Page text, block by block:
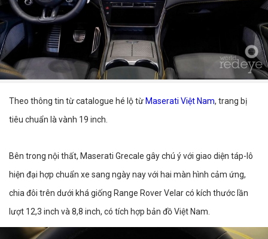
Theo thông tin từ catalogue hé lộ từ Maserati Việt Nam, trang bị
tiêu chuẩn là vành 19 inch.
Bên trong nội thất, Maserati Grecale gây chú ý với giao diện táp-lô
hiện đại hợp chuẩn xe sang ngày nay với hai màn hình cảm ứng,
chia đôi trên dưới khá giống Range Rover Velar có kích thước lần
lượt 12,3 inch và 8,8 inch, có tích hợp bản đồ Việt Nam.